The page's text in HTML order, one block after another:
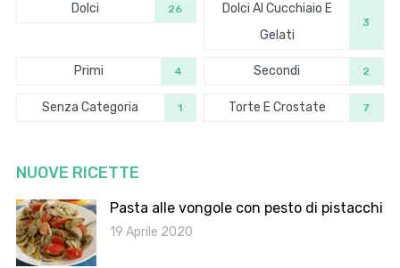
Dolci 26
Dolci Al Cucchiaio E
Gelati
3
Primi 4 Secondi 2
Senza Categoria 1 Torte E Crostate 7
NUOVE RICETTE
Pasta alle vongole con pesto di pistacchi
19 Aprile 2020